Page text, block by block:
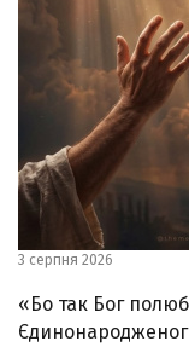
3 серпня 2026
«Бо так Бог